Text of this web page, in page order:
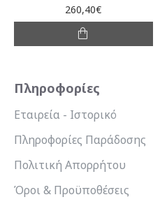
260,40€
Πληροφορίες
Εταιρεία - Ιστορικό
Πληροφορίες Παράδοσης
Πολιτική Απορρήτου
Όροι & Προϋποθέσεις